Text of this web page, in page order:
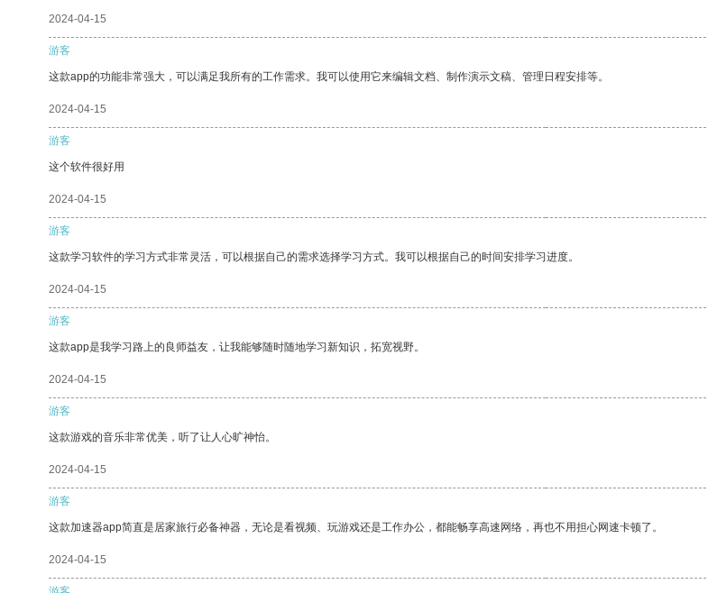
2024-04-15
游客
这款app的功能非常强大，可以满足我所有的工作需求。我可以使用它来编辑文档、制作演示文稿、管理日程安排等。
2024-04-15
游客
这个软件很好用
2024-04-15
游客
这款学习软件的学习方式非常灵活，可以根据自己的需求选择学习方式。我可以根据自己的时间安排学习进度。
2024-04-15
游客
这款app是我学习路上的良师益友，让我能够随时随地学习新知识，拓宽视野。
2024-04-15
游客
这款游戏的音乐非常优美，听了让人心旷神怡。
2024-04-15
游客
这款加速器app简直是居家旅行必备神器，无论是看视频、玩游戏还是工作办公，都能畅享高速网络，再也不用担心网速卡顿了。
2024-04-15